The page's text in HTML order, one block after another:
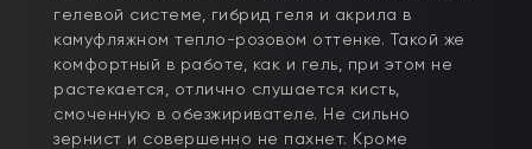
гелевой системе, гибрид геля и акрила в
камуфляжном тепло-розовом оттенке. Такой же
комфортный в работе, как и гель, при этом не
растекается, отлично слушается кисть,
смоченную в обезжиривателе. Не сильно
зернист и совершенно не пахнет. Кроме